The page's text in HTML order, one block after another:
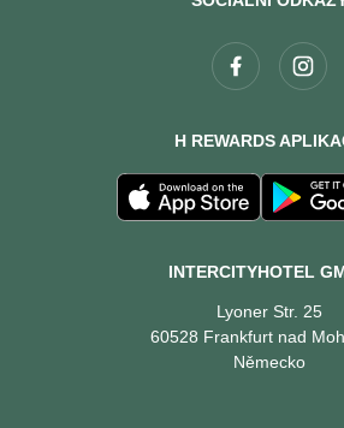
H REWARDS
INTERCITYHOTEL
Lyoner Str. 25
60528 Frankfurt nad
Německo